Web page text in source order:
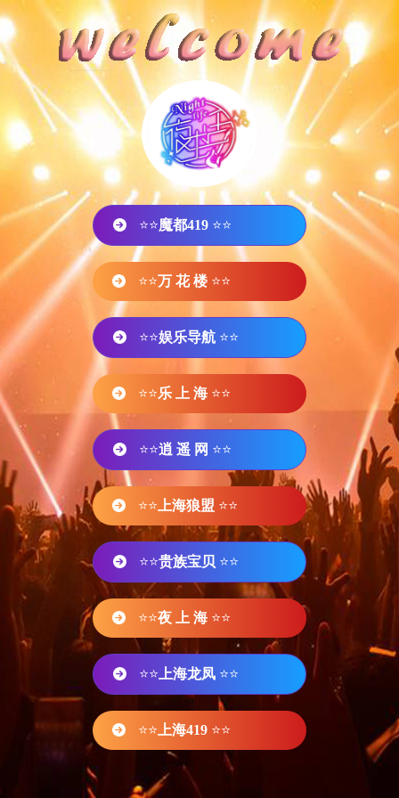
⭐⭐魔都419 ⭐⭐
⭐⭐万 花 楼 ⭐⭐
⭐⭐娱乐导航 ⭐⭐
⭐⭐乐 上 海 ⭐⭐
⭐⭐逍 遥 网 ⭐⭐
⭐⭐ 上海狼盟 ⭐⭐
⭐⭐贵族宝贝 ⭐⭐
⭐⭐夜 上 海 ⭐⭐
⭐⭐ 上海龙凤 ⭐⭐
⭐⭐ 上海419 ⭐⭐